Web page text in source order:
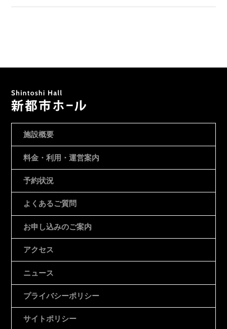
施設概要
料金・利用・運営案内
予約状況
よくあるご質問
お申し込みのご案内
アクセス
ニュース
プライバシーポリシー
サイトポリシー